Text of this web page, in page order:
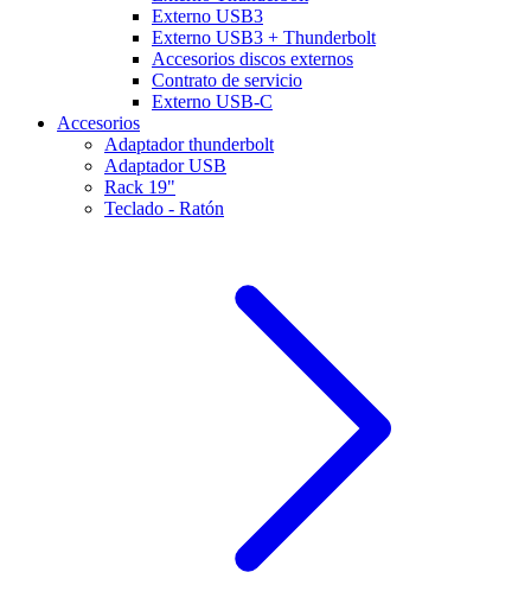
Externo USB3
Externo USB3 + Thunderbolt
Accesorios discos externos
Contrato de servicio
Externo USB-C
Accesorios
Adaptador thunderbolt
Adaptador USB
Rack 19"
Teclado - Ratón